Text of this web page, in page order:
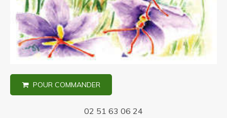
POUR COMMANDER
02 51 63 06 24